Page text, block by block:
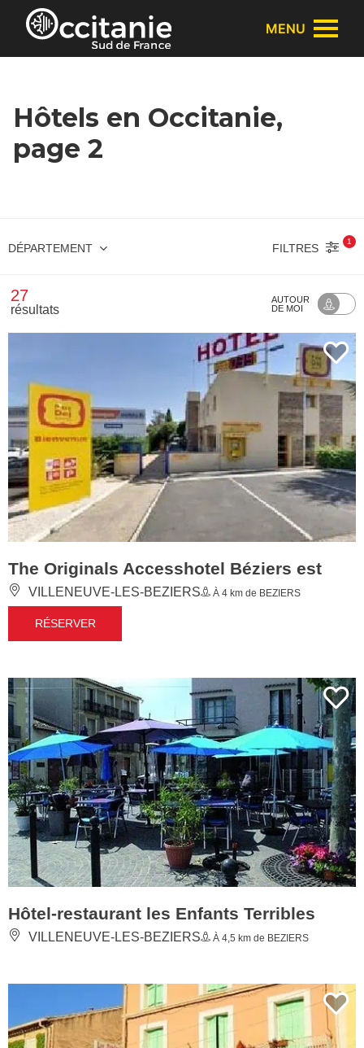
Panneau de gestion des cookies
MENU
Hôtels en Occitanie,
page 2
DÉPARTEMENT FILTRES
1
27
résultats
AUTOUR
DE MOI
The Originals Accesshotel Béziers est
VILLENEUVE-LES-BEZIERS À 4 km de BEZIERS
RÉSERVER
Hôtel-restaurant les Enfants Terribles
VILLENEUVE-LES-BEZIERS À 4,5 km de BEZIERS